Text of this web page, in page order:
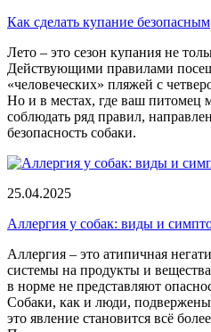
Как сделать купание безопасным
Лето – это сезон купания не
Действующими правилами
«человеческих» пляжей с
Но и в местах, где ваш питомец
соблюдать ряд правил,
безопасность собаки.
25.04.2025
Аллергия у собак: виды и
Аллергия – это атипичная
системы на продукты и
в норме не представляют
Собаки, как и люди, подвержены
это явление становится всё